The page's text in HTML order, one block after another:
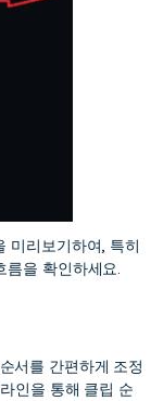
미리보기하여, 특히
름을 확인하세요.
서를 간편하게 조정
인을 통해 클립 순